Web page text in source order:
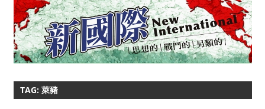
TAG: 萊豬